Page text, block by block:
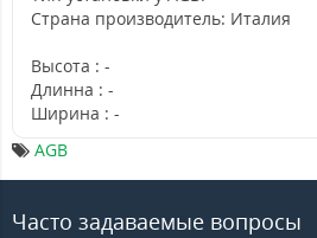
Страна производитель: Италия
Высота : -
Длинна : -
Ширина : -
AGB
Часто задаваемые вопросы